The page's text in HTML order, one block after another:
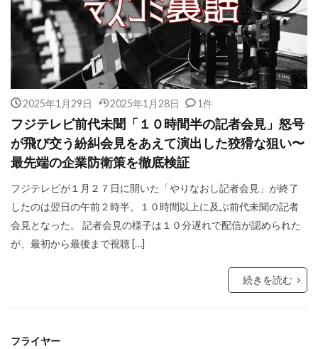
2025年1月29日 2025年1月28日 1件
フジテレビ前代未聞「１０時間半の記者会見」怒号
が飛び交う紛糾会見をあえて演出した狡猾な狙い〜
最先端の企業防衛策を徹底検証
フジテレビが１月２７日に開いた「やりなおし記者会見」が終了
したのは翌日の午前２時半。１０時間以上に及ぶ前代未聞の記者
会見となった。 記者会見の様子は１０分遅れで配信が認められた
が、最初から最後まで視聴 […]
続きを読む
フライヤー